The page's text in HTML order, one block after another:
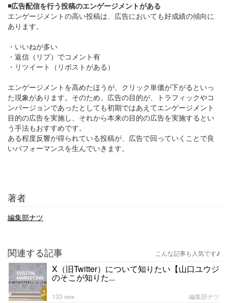
◾️広告配信を行う投稿のエンゲージメントがある
エンゲージメントの高い投稿は、広告においても好成績の傾向に
あります。
・いいねが多い
・返信（リプ）でコメント有
・リツイート（リポストがある）
エンゲージメントを高めたほうが、クリック単価が下がるといっ
た現象があります。そのため、広告の目的が、トラフィックやコ
ンバージョンであったとしても初期ではあえてエンゲージメント
目的の広告を実施し、それから本来の目的の広告を実施するとい
う手法もおすすめです。
ある程度反響が得られている投稿が、広告で回っていくことで良
いパフォーマンスを生んでいきます。
著者
編集部ナツ
関連する記事 こんな記事も人気です♪
X（旧Twitter）について知りたい【山口ユウジ
のそこが知りた...
編集部ナツ
133 view